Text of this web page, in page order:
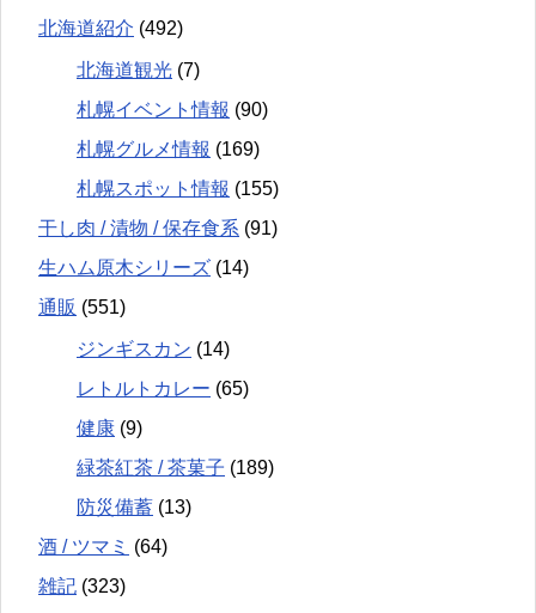
北海道紹介 (492)
北海道観光 (7)
札幌イベント情報 (90)
札幌グルメ情報 (169)
札幌スポット情報 (155)
干し肉 / 漬物 / 保存食系 (91)
生ハム原木シリーズ (14)
通販 (551)
ジンギスカン (14)
レトルトカレー (65)
健康 (9)
緑茶紅茶 / 茶菓子 (189)
防災備蓄 (13)
酒 / ツマミ (64)
雑記 (323)